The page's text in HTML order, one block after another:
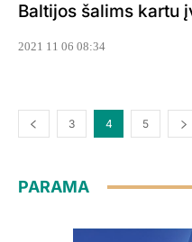
Baltijos šalims kartu
2021 11 06 08:34
3 4 5
PARAMA